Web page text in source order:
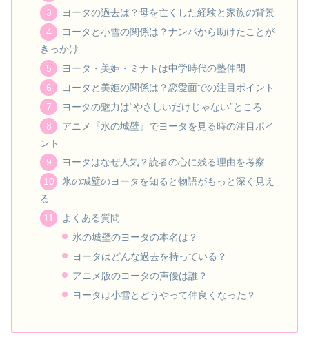
ヨータの過去は？母を亡くした経験と家族の背景
ヨータと小雪の関係は？ナンパから助けたことが
きっかけ
ヨータ・美姫・ミナトは中学時代の塾仲間
ヨータと美姫の関係は？恋愛面での注目ポイント
ヨータの魅力は“やさしいだけじゃない”ところ
アニメ『氷の城壁』でヨータを見る時の注目ポイ
ント
ヨータはなぜ人気？読者の心に残る理由を考察
氷の城壁のヨータを知ると物語がもっと深く見え
る
よくある質問
氷の城壁のヨータの本名は？
ヨータはどんな過去を持っている？
アニメ版のヨータの声優は誰？
ヨータは小雪とどうやって仲良くなった？